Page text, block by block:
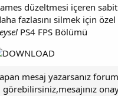
düzeltmesi içeren
fazlasını silmek için
PS4 FPS Bölümü​
mesaj yazarsanız